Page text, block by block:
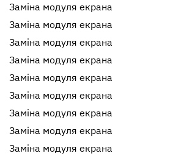
Заміна модуля екрана
Заміна модуля екрана
Заміна модуля екрана
Заміна модуля екрана
Заміна модуля екрана
Заміна модуля екрана
Заміна модуля екрана
Заміна модуля екрана
Заміна модуля екрана